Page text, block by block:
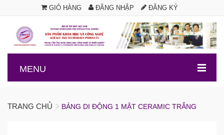
GIỎ HÀNG ĐĂNG NHẬP ĐĂNG KÝ
.
MENU
TRANG CHỦ BẢNG DI ĐỘNG 1 MẶT CERAMIC TRẮNG